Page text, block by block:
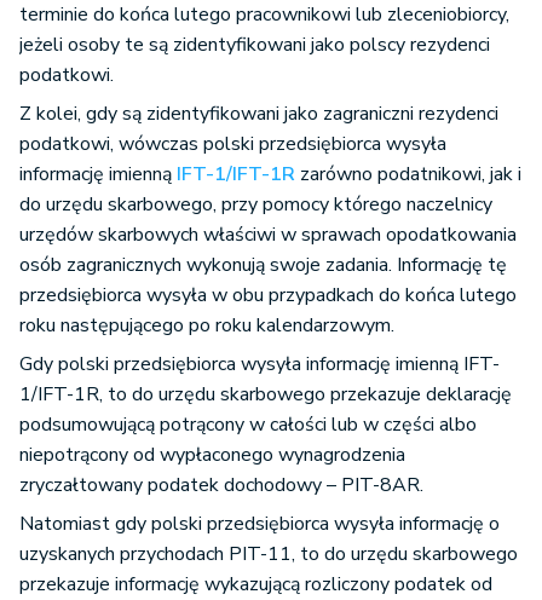
terminie do końca lutego pracownikowi lub zleceniobiorcy,
jeżeli osoby te są zidentyfikowani jako polscy rezydenci
podatkowi.
Z kolei, gdy są zidentyfikowani jako zagraniczni rezydenci
podatkowi, wówczas polski przedsiębiorca wysyła
informację imienną IFT-1/IFT-1R zarówno podatnikowi, jak i
do urzędu skarbowego, przy pomocy którego naczelnicy
urzędów skarbowych właściwi w sprawach opodatkowania
osób zagranicznych wykonują swoje zadania. Informację tę
przedsiębiorca wysyła w obu przypadkach do końca lutego
roku następującego po roku kalendarzowym.
Gdy polski przedsiębiorca wysyła informację imienną IFT-
1/IFT-1R, to do urzędu skarbowego przekazuje deklarację
podsumowującą potrącony w całości lub w części albo
niepotrącony od wypłaconego wynagrodzenia
zryczałtowany podatek dochodowy – PIT-8AR.
Natomiast gdy polski przedsiębiorca wysyła informację o
uzyskanych przychodach PIT-11, to do urzędu skarbowego
przekazuje informację wykazującą rozliczony podatek od